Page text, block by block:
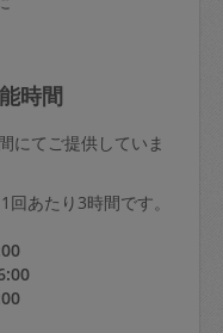
時間
にてご提供していま
あたり3時間です。